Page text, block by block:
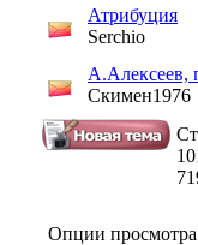
Атрибуция
Serchio
А.Алексеев,
Скимен1976
Опции просмотра